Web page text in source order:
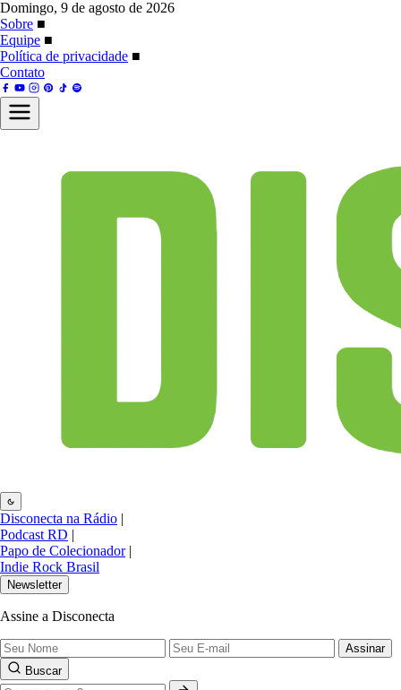
Domingo, 9 de agosto de 2026
Sobre ■
Equipe ■
Política de privacidade ■
Contato
Disconecta na Rádio |
Podcast RD |
Papo de Colecionador |
Indie Rock Brasil
Newsletter
Assine a Disconecta
Assinar
Buscar